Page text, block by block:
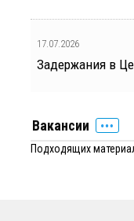
17.07.2026
Задержания в
Вакансии
Подходящих